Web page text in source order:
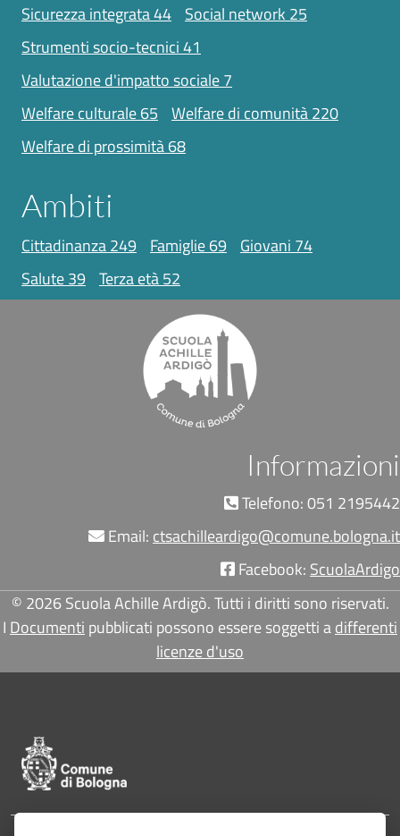
sicurezza integrata44 social network 25
strumenti socio-tecnici41
valutazione d'impatto sociale7
welfare culturale65 welfare di comunità220
welfare di prossimità68
Ambiti
cittadinanza249 famiglie69 giovani 74
salute39 terza età52
Informazioni
Telefono: 051 2195442
Email: ctsachilleardigo@comune.bologna.it
Facebook: ScuolaArdigo
© 2026 Scuola Achille Ardigò. Tutti i diritti sono riservati.
I Documenti pubblicati possono essere soggetti adifferenti
licenze d'uso